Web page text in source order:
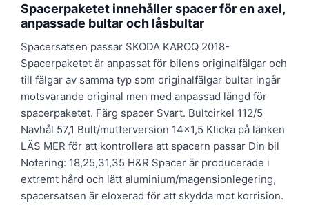
Spacerpaketet innehåller spacer för en axel,
anpassade bultar och låsbultar
Spacersatsen passar SKODA KAROQ 2018-
Spacerpaketet är anpassat för bilens originalfälgar och
till fälgar av samma typ som originalfälgar bultar ingår
motsvarande original men med anpassad längd för
spacerpaketet. Färg spacer Svart. Bultcirkel 112/5
Navhål 57,1 Bult/mutterversion 14×1,5 Klicka på länken
LÄS MER för att kontrollera att spacern passar Din bil
Notering: 18,25,31,35 H&R Spacer är producerade i
extremt hård och lätt aluminium/magensionlegering,
spacersatsen är eloxerad för att skydda mot korrision.